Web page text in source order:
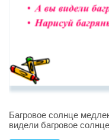
Багровое солнце
видели багровое